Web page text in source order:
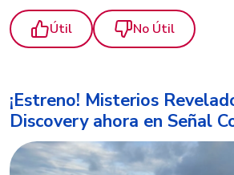
Útil No Útil
¡Estreno! Misterios
Discovery ahora en Señal